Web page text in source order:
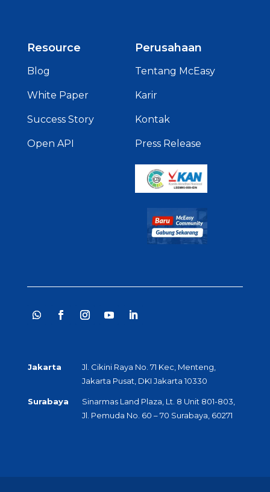
Resource
Blog
White Paper
Success Story
Open API
Perusahaan
Tentang McEasy
Karir
Kontak
Press Release
Jakarta
Jl. Cikini Raya No. 71 Kec, Menteng,
Jakarta Pusat, DKI Jakarta 10330
Surabaya
Sinarmas Land Plaza, Lt. 8 Unit 801-803,
Jl. Pemuda No. 60 – 70 Surabaya, 60271